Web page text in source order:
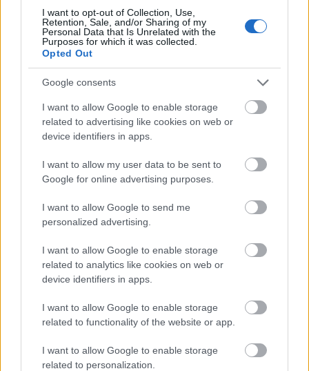
I want to opt-out of Collection, Use,
Retention, Sale, and/or Sharing of my
Personal Data that Is Unrelated with the
Purposes for which it was collected.
Opted Out
Google consents
I want to allow Google to enable storage
related to advertising like cookies on web or
device identifiers in apps.
I want to allow my user data to be sent to
Google for online advertising purposes.
I want to allow Google to send me
personalized advertising.
I want to allow Google to enable storage
related to analytics like cookies on web or
device identifiers in apps.
I want to allow Google to enable storage
related to functionality of the website or app.
I want to allow Google to enable storage
related to personalization.
Elkészült a Liszt Ferenc repülőtér
közelében lévő logisztikai bázis út- és
közműhálózatának fejlesztése
Látlelet a hazai víziközművekről?
Egyetlen, fél évszázados vezetéken
múlt Bicske vízellátása
Épített öröksége megújításával is készül
Mohács a csata ötszázadik
évfordulójára
A tengerfenék alatt négy óriáskábellel
kötik össze Spanyolország és
Franciaország villamosenergia-
AJÁNLJUK MÉG